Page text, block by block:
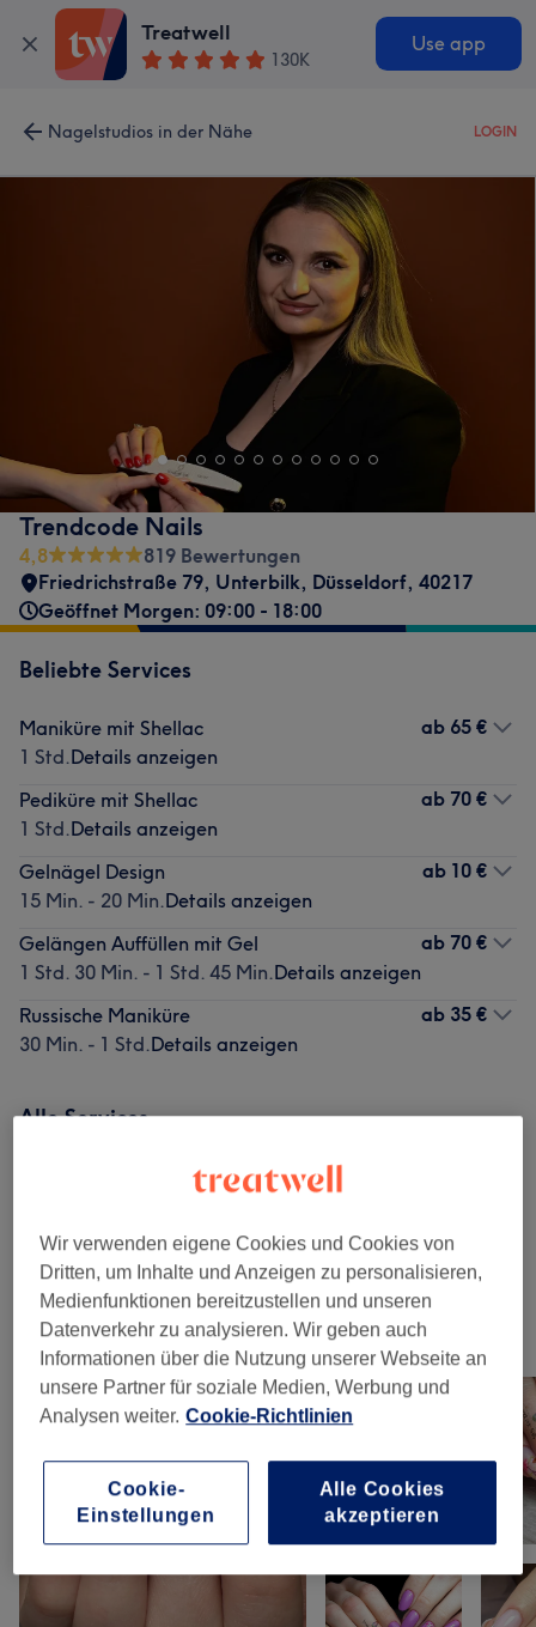
Treatwell
130K
Use app
Nagelstudios in der Nähe LOGIN
Trendcode Nails
4,8
819 Bewertungen
Friedrichstraße 79, Unterbilk, Düsseldorf, 40217
Geöffnet Morgen: 09:00 - 18:00
Beliebte Services
Maniküre mit Shellac
1 Std.Details anzeigen
ab 65 €
Pediküre mit Shellac
1 Std.Details anzeigen
ab 70 €
Gelnägel Design
15 Min. - 20 Min.Details anzeigen
ab 10 €
Gelängen Auffüllen mit Gel
1 Std. 30 Min. - 1 Std. 45 Min.Details anzeigen
ab 70 €
Russische Maniküre
30 Min. - 1 Std.Details anzeigen
ab 35 €
Alle Services
Maniküre & Pediküre ( 5)
Nagelmodellage (4) ab 35 €
Unsere Arbeit
Bild anklicken für weitere Details
Wir verwenden eigene Cookies und Cookies von
Dritten, um Inhalte und Anzeigen zu personalisieren,
Medienfunktionen bereitzustellen und unseren
Datenverkehr zu analysieren. Wir geben auch
Informationen über die Nutzung unserer Webseite an
unsere Partner für soziale Medien, Werbung und
Analysen weiter. Cookie-Richtlinien
Cookie-
Einstellungen
Alle Cookies
akzeptieren